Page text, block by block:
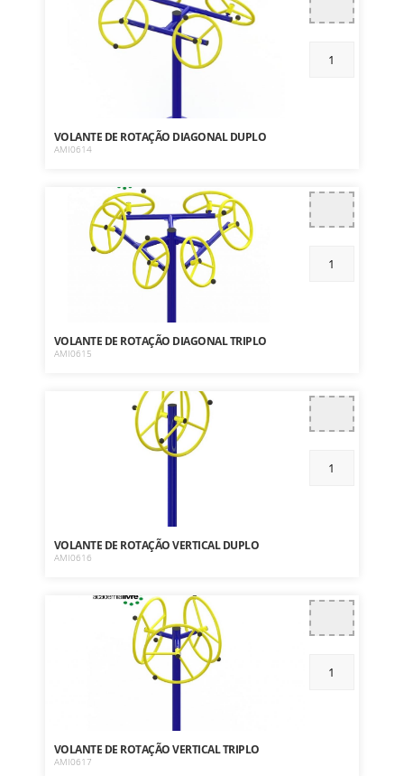
VOLANTE DE ROTAÇÃO DIAGONAL DUPLO
AMI0614
VOLANTE DE ROTAÇÃO DIAGONAL TRIPLO
AMI0615
VOLANTE DE ROTAÇÃO VERTICAL DUPLO
AMI0616
VOLANTE DE ROTAÇÃO VERTICAL TRIPLO
AMI0617